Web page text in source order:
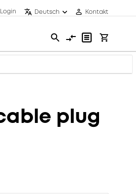
Login Deutsch Kontakt
plug